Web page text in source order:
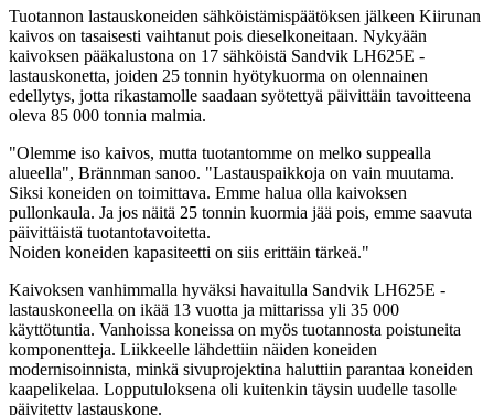
Tuotannon lastauskoneiden sähköistämispäätöksen jälkeen Kiirunan
kaivos on tasaisesti vaihtanut pois dieselkoneitaan. Nykyään
kaivoksen pääkalustona on 17 sähköistä Sandvik LH625E -
lastauskonetta, joiden 25 tonnin hyötykuorma on olennainen
edellytys, jotta rikastamolle saadaan syötettyä päivittäin tavoitteena
oleva 85 000 tonnia malmia.
"Olemme iso kaivos, mutta tuotantomme on melko suppealla
alueella", Brännman sanoo. "Lastauspaikkoja on vain muutama.
Siksi koneiden on toimittava. Emme halua olla kaivoksen
pullonkaula. Ja jos näitä 25 tonnin kuormia jää pois, emme saavuta
päivittäistä tuotantotavoitetta.
Noiden koneiden kapasiteetti on siis erittäin tärkeä."
Kaivoksen vanhimmalla hyväksi havaitulla Sandvik LH625E -
lastauskoneella on ikää 13 vuotta ja mittarissa yli 35 000
käyttötuntia. Vanhoissa koneissa on myös tuotannosta poistuneita
komponentteja. Liikkeelle lähdettiin näiden koneiden
modernisoinnista, minkä sivuprojektina haluttiin parantaa koneiden
kaapelikelaa. Lopputuloksena oli kuitenkin täysin uudelle tasolle
päivitetty lastauskone.